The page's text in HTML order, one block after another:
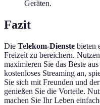
Geräten.
Fazit
Die Telekom-Dienste bieten
Freizeit zu bereichern.
maximieren Sie das Beste
kostenloses Streaming an,
Sie sich mit Freunden und
genießen Sie die Vorteile.
machen Sie Ihr Leben